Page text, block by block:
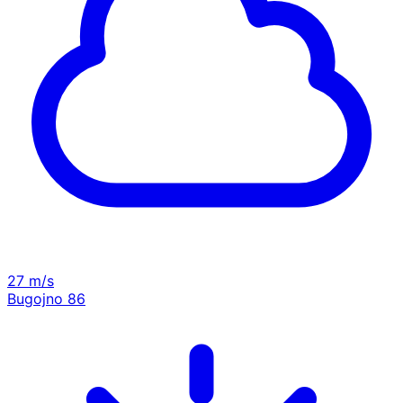
27 m/s
Bugojno 86